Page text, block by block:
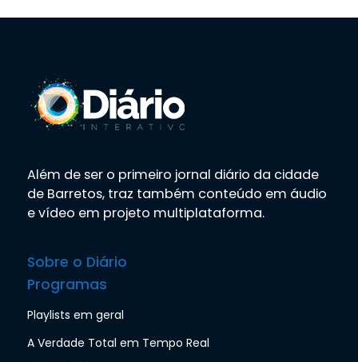
Além de ser o primeiro jornal diário da cidade
de Barretos, traz também conteúdo em áudio
e vídeo em projeto multiplataforma.
Sobre o Diário
Programas
Playlists em geral
A Verdade Total em Tempo Real